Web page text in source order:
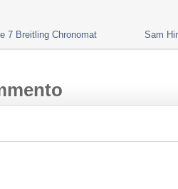
7 Breitling Chronomat Sam